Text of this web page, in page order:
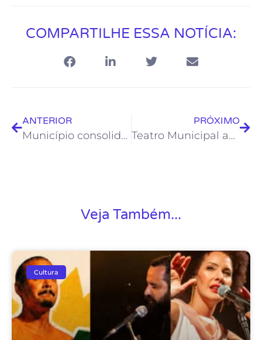
COMPARTILHE ESSA NOTÍCIA:
ANTERIOR
Município consolida título de Capital do Jazz e Blues com o CarnaJazz
PRÓXIMO
Teatro Municipal apresenta música, humor e reflexão espiritual
Veja Também...
Cultura